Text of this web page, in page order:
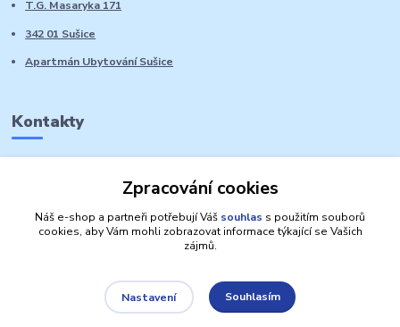
T.G. Masaryka 171
342 01 Sušice
Apartmán Ubytování Sušice
Kontakty
Zpracování cookies
Náš e-shop a partneři potřebují Váš souhlas s použitím souborů
cookies, aby Vám mohli zobrazovat informace týkající se Vašich
zájmů.
Nastavení Souhlasím